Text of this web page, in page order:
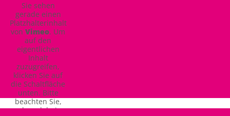
Sie sehen
gerade einen
Platzhalterinhalt
von Vimeo. Um
auf den
eigentlichen
Inhalt
zuzugreifen,
klicken Sie auf
die Schaltfläche
unten. Bitte
beachten Sie,
dass dabei